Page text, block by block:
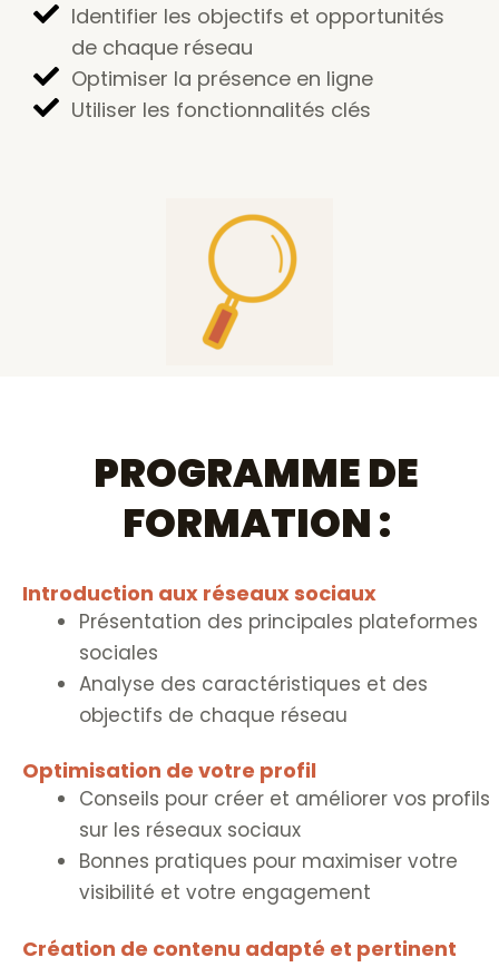
Identifier les objectifs et opportunités
de chaque réseau
Optimiser la présence en ligne
Utiliser les fonctionnalités clés
PROGRAMME DE
FORMATION :
Introduction aux réseaux sociaux
Présentation des principales plateformes
sociales
Analyse des caractéristiques et des
objectifs de chaque réseau
Optimisation de votre profil
Conseils pour créer et améliorer vos profils
sur les réseaux sociaux
Bonnes pratiques pour maximiser votre
visibilité et votre engagement
Création de contenu adapté et pertinent